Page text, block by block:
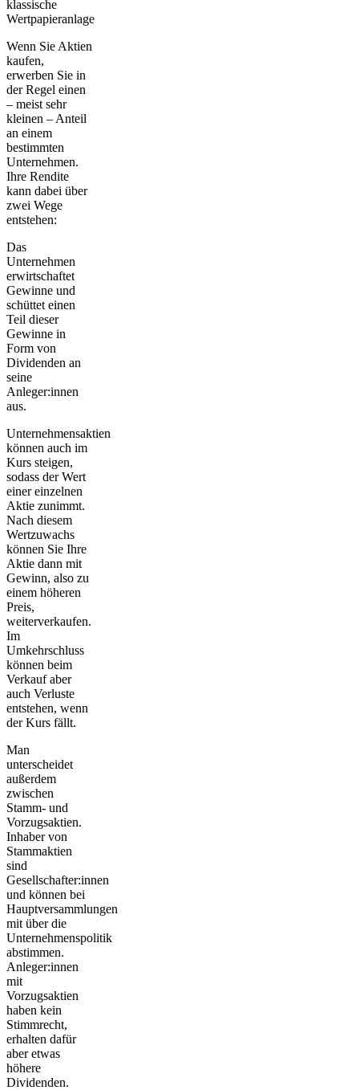
klassische
Wertpapieranlage
Wenn Sie Aktien
kaufen,
erwerben Sie in
der Regel einen
– meist sehr
kleinen – Anteil
an einem
bestimmten
Unternehmen.
Ihre Rendite
kann dabei über
zwei Wege
entstehen:
Das
Unternehmen
erwirtschaftet
Gewinne und
schüttet einen
Teil dieser
Gewinne in
Form von
Dividenden an
seine
Anleger:innen
aus.
Unternehmensaktien
können auch im
Kurs steigen,
sodass der Wert
einer einzelnen
Aktie zunimmt.
Nach diesem
Wertzuwachs
können Sie Ihre
Aktie dann mit
Gewinn, also zu
einem höheren
Preis,
weiterverkaufen.
Im
Umkehrschluss
können beim
Verkauf aber
auch Verluste
entstehen, wenn
der Kurs fällt.
Man
unterscheidet
außerdem
zwischen
Stamm- und
Vorzugsaktien.
Inhaber von
Stammaktien
sind
Gesellschafter:innen
und können bei
Hauptversammlungen
mit über die
Unternehmenspolitik
abstimmen.
Anleger:innen
mit
Vorzugsaktien
haben kein
Stimmrecht,
erhalten dafür
aber etwas
höhere
Dividenden.